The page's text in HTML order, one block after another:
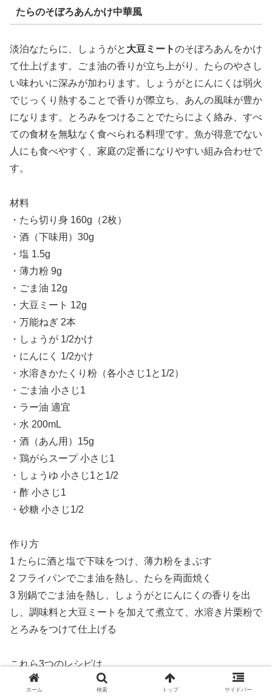
たらのそぼろあんかけ中華風
淡泊なたらに、しょうがと 大豆ミートのそぼろあんをかけ
て仕上げます。ごま油の香りが立ち上がり、たらのやさし
い味わいに深みが加わります。しょうがとにんにくは弱火
でじっくり熱することで香りが際立ち、あんの風味が豊か
になります。とろみをつけることでたらによく絡み、すべ
ての食材を無駄なく食べられる料理です。魚が得意でない
人にも食べやすく、家庭の定番になりやすい組み合わせで
す。
材料
・たら切り身 160g（2枚）
・酒（下味用）30g
・塩 1.5g
・薄力粉 9g
・ごま油 12g
・大豆ミート 12g
・万能ねぎ 2本
・しょうが 1/2かけ
・にんにく 1/2かけ
・水溶きかたくり粉（各小さじ1と1/2）
・ごま油 小さじ1
・ラー油 適宜
・水 200mL
・酒（あん用）15g
・鶏がらスープ 小さじ1
・しょうゆ 小さじ1と1/2
・酢 小さじ1
・砂糖 小さじ1/2
作り方
1 たらに酒と塩で下味をつけ、薄力粉をまぶす
2 フライパンでごま油を熱し、たらを両面焼く
3 別鍋でごま油を熱し、しょうがとにんにくの香りを出
し、調味料と大豆ミートを加えて煮立て、水溶き片栗粉で
とろみをつけて仕上げる
これら3つのレシピは、
ホーム 検索 トップ サイドバー